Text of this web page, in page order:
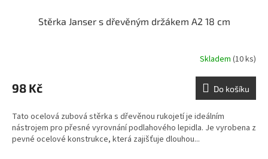
Stěrka Janser s dřevěným držákem A2 18 cm
Skladem (10 ks)
98 Kč Do košíku
Tato ocelová zubová stěrka s dřevěnou rukojetí je ideálním
nástrojem pro přesné vyrovnání podlahového lepidla. Je vyrobena z
pevné ocelové konstrukce, která zajišťuje dlouhou...